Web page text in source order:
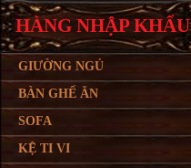
HÀNG NHẬP KHẨU
GIƯỜNG NGỦ
BÀN GHẾ ĂN
SOFA
KỆ TI VI